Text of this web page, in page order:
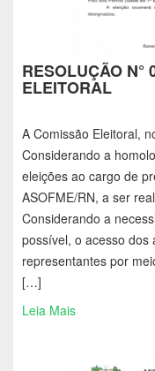
RESOLUÇÃO N°
ELEITORAL
A Comissão Eleitoral,
Considerando a
eleições ao cargo de
ASOFME/RN, a ser
Considerando a
possível, o acesso dos
representantes por
[…]
Leia Mais